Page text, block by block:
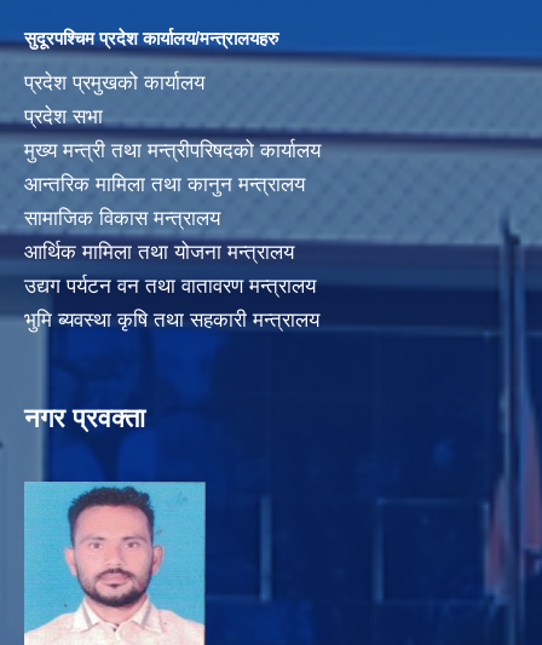
सुदूरपश्चिम प्रदेश कार्यालय/मन्त्रालयहरु
प्रदेश प्रमुखको कार्यालय
प्रदेश सभा
मुख्य मन्त्री तथा मन्त्रीपरिषदको कार्यालय
आन्तरिक मामिला तथा कानुन मन्त्रालय
सामाजिक विकास मन्त्रालय
आर्थिक मामिला तथा योजना मन्त्रालय
उद्यग पर्यटन वन तथा वातावरण मन्त्रालय
भुमि ब्यवस्था कृषि तथा सहकारी मन्त्रालय
नगर प्रवक्ता